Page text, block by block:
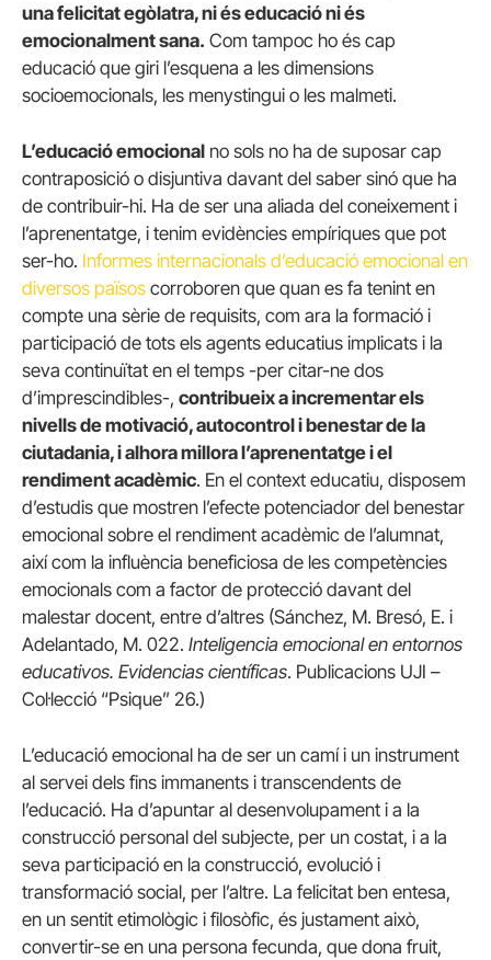
una felicitat egòlatra, ni és educació ni és
emocionalment sana. Com tampoc ho és cap
educació que giri l’esquena a les dimensions
socioemocionals, les menystingui o les malmeti.
L’educació emocional no sols no ha de suposar cap
contraposició o disjuntiva davant del saber sinó que ha
de contribuir-hi. Ha de ser una aliada del coneixement i
l’aprenentatge, i tenim evidències empíriques que pot
ser-ho. Informes internacionals d’educació emocional en
diversos països corroboren que quan es fa tenint en
compte una sèrie de requisits, com ara la formació i
participació de tots els agents educatius implicats i la
seva continuïtat en el temps -per citar-ne dos
d’imprescindibles-, contribueix a incrementar els
nivells de motivació, autocontrol i benestar de la
ciutadania, i alhora millora l’aprenentatge i el
rendiment acadèmic. En el context educatiu, disposem
d’estudis que mostren l’efecte potenciador del benestar
emocional sobre el rendiment acadèmic de l’alumnat,
així com la influència beneficiosa de les competències
emocionals com a factor de protecció davant del
malestar docent, entre d’altres (Sánchez, M. Bresó, E. i
Adelantado, M. 022. Inteligencia emocional en entornos
educativos. Evidencias científicas. Publicacions UJI –
Col·lecció “Psique” 26.)
L’educació emocional ha de ser un camí i un instrument
al servei dels fins immanents i transcendents de
l’educació. Ha d’apuntar al desenvolupament i a la
construcció personal del subjecte, per un costat, i a la
seva participació en la construcció, evolució i
transformació social, per l’altre. La felicitat ben entesa,
en un sentit etimològic i filosòfic, és justament això,
convertir-se en una persona fecunda, que dona fruit,